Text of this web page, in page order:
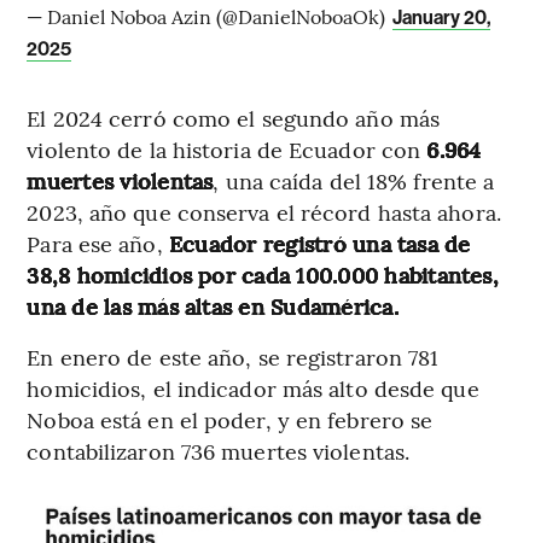
— Daniel Noboa Azin (@DanielNoboaOk) January 20,
2025
El 2024 cerró como el segundo año más
violento de la historia de Ecuador con 6.964
muertes violentas, una caída del 18% frente a
2023, año que conserva el récord hasta ahora.
Para ese año, Ecuador registró una tasa de
38,8 homicidios por cada 100.000 habitantes,
una de las más altas en Sudamérica.
En enero de este año, se registraron 781
homicidios, el indicador más alto desde que
Noboa está en el poder, y en febrero se
contabilizaron 736 muertes violentas.